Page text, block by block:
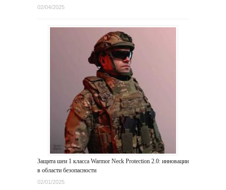
02/04/2025
Защита шеи 1 класса Warmor Neck Protection 2.0: инновации
в области безопасности
02/01/2025